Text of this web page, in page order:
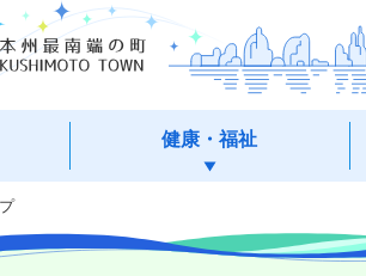
健康・福祉